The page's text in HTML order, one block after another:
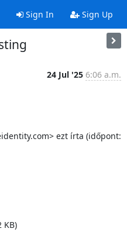
Sign In Sign Up
24 Jul '25 6:06 a.m.
ezt írta (időpont: